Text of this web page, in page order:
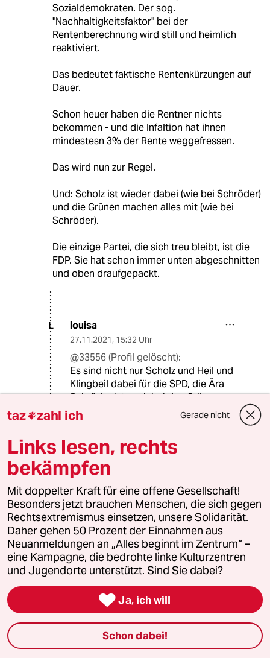
Sozialdemokraten. Der sog.
"Nachhaltigkeitsfaktor" bei der
Rentenberechnung wird still und heimlich
reaktiviert.
Das bedeutet faktische Rentenkürzungen auf
Dauer.
Schon heuer haben die Rentner nichts
bekommen - und die Infaltion hat ihnen
mindestesn 3% der Rente weggefressen.
Das wird nun zur Regel.
Und: Scholz ist wieder dabei (wie bei Schröder)
und die Grünen machen alles mit (wie bei
Schröder).
Die einzige Partei, die sich treu bleibt, ist die
FDP. Sie hat schon immer unten abgeschnitten
und oben draufgepackt.
L louisa
27.11.2021, 15:32 Uhr
@33556 (Profil gelöscht):
Es sind nicht nur Scholz und Heil und
Klingbeil dabei für die SPD, die Ära
Schröder ist auch bei den Grünen
noch immer präsent.
Göring-Eckardt, Roth, Özdemir
stehen in der ersten Reihe.
Sie haben damals die Hartz4-
Reformen mitgetragen, waren teils
sogar starke Verfechter.
Sie waren jetzt an den Verhandlungen
beteiligt. Soziale Gerechtigkeit
knüpfen sie an Forderungen,
besonders Göring-Eckardt, geradezu
calvinistisch.
Interessant ist bei den Grünen, das
eigene Selbst- und Kulturverständnis
der Gesellschaft, das sich durchaus
bei den besser Gebildeten und
besser Verdienenden verortet.
Bei den Abgeordneten zeigt sich,
dass der monetäre Verdienst diese
Selbsteinschätzung trifft, nicht
taz zahl ich Gerade nicht
Links lesen, rechts
bekämpfen
Mit doppelter Kraft für eine offene Gesellschaft!
Besonders jetzt brauchen Menschen, die sich gegen
Rechtsextremismus einsetzen, unsere Solidarität.
Daher gehen 50 Prozent der Einnahmen aus
Neuanmeldungen an „Alles beginnt im Zentrum“ –
eine Kampagne, die bedrohte linke Kulturzentren
und Jugendorte unterstützt. Sind Sie dabei?
 Ja, ich will
Schon dabei!